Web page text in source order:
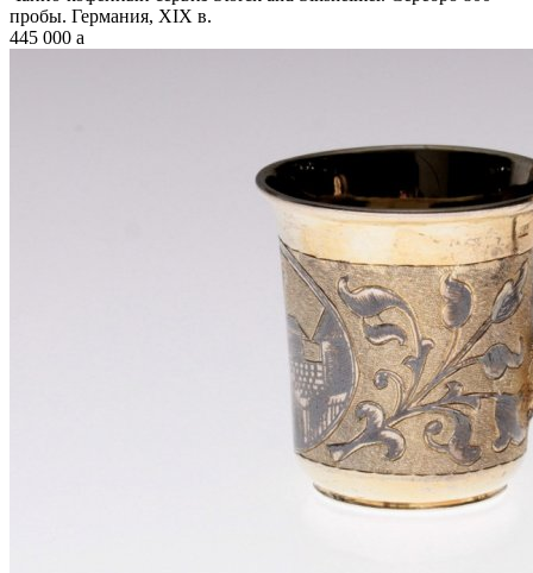
пробы. Германия, XIX в.
445 000 a